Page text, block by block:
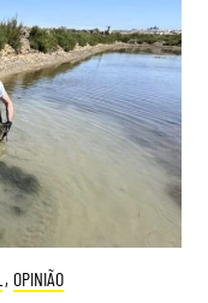
, OPINIÃO